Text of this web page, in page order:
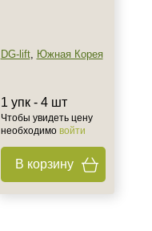
DG-lift, Южная Корея
1 упк - 4 шт
Чтобы увидеть цену
необходимо войти
В корзину